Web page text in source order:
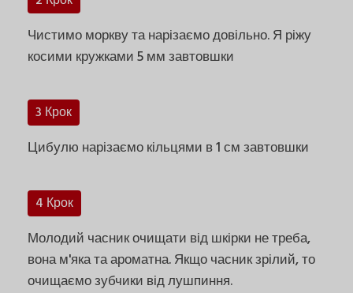
Чистимо моркву та нарізаємо довільно. Я ріжу
косими кружками 5 мм завтовшки
3 Крок
Цибулю нарізаємо кільцями в 1 см завтовшки
4 Крок
Молодий часник очищати від шкірки не треба,
вона м'яка та ароматна. Якщо часник зрілий, то
очищаємо зубчики від лушпиння.